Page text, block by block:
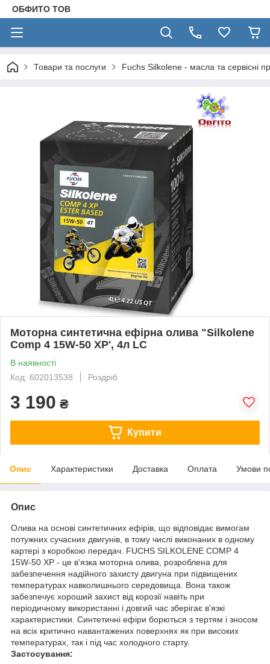
ОБФИТО ТОВ
Товари та послуги Fuchs Silkolene - масла та сервісні
Моторна синтетична ефірна олива "Silkolene
Comp 4 15W-50 XP', 4л LC
В наявності
Код: 602013538
Роздріб
3 190 ₴
Купити
Опис Характеристики Доставка Оплата Умови
Опис
Олива на основі синтетичних ефірів, що відповідає вимогам
потужних сучасних двигунів, в тому числі виконаних в одному
картері з коробкою передач. FUCHS SILKOLENE COMP 4
15W-50 XP - це в'язка моторна олива, розроблена для
забезпечення надійного захисту двигуна при підвищених
температурах навколишнього середовища. Вона також
забезпечує хороший захист від корозії навіть при
періодичному використанні і довгий час зберігає в'язкі
характеристики. Синтетичні ефіри борються з тертям і зносом
на всіх критично навантажених поверхнях як при високих
температурах, так і під час холодного старту.
Застосування: